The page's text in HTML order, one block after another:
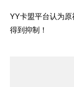
YY卡盟平台认为
得到抑制！